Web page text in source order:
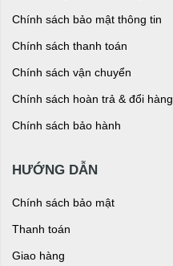
Chính sách bảo mật thông tin
Chính sách thanh toán
Chính sách vận chuyển
Chính sách hoàn trả & đổi hàng
Chính sách bảo hành
HƯỚNG DẪN
Chính sách bảo mật
Thanh toán
Giao hàng